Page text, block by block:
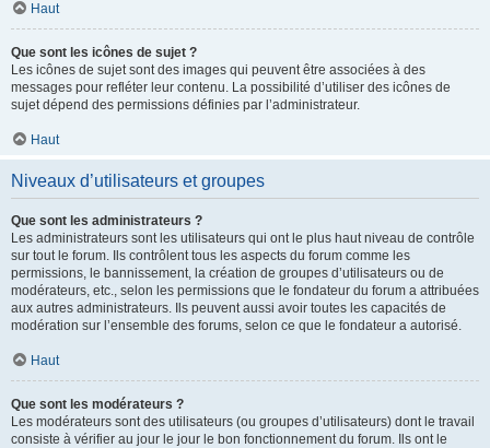
Haut
Que sont les icônes de sujet ?
Les icônes de sujet sont des images qui peuvent être associées à des
messages pour refléter leur contenu. La possibilité d’utiliser des icônes de
sujet dépend des permissions définies par l’administrateur.
Haut
Niveaux d’utilisateurs et groupes
Que sont les administrateurs ?
Les administrateurs sont les utilisateurs qui ont le plus haut niveau de contrôle
sur tout le forum. Ils contrôlent tous les aspects du forum comme les
permissions, le bannissement, la création de groupes d’utilisateurs ou de
modérateurs, etc., selon les permissions que le fondateur du forum a attribuées
aux autres administrateurs. Ils peuvent aussi avoir toutes les capacités de
modération sur l’ensemble des forums, selon ce que le fondateur a autorisé.
Haut
Que sont les modérateurs ?
Les modérateurs sont des utilisateurs (ou groupes d’utilisateurs) dont le travail
consiste à vérifier au jour le jour le bon fonctionnement du forum. Ils ont le